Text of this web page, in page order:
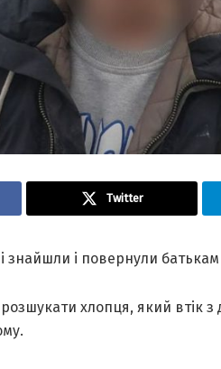
Twitter
знайшли і повернули батькам
хлопця, який втік з